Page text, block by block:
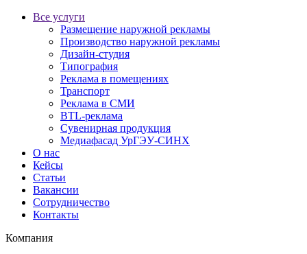
Все услуги
Размещение наружной рекламы
Производство наружной рекламы
Дизайн-студия
Типография
Реклама в помещениях
Транспорт
Реклама в СМИ
BTL-реклама
Сувенирная продукция
Медиафасад УрГЭУ-СИНХ
О нас
Кейсы
Статьи
Вакансии
Сотрудничество
Контакты
Компания